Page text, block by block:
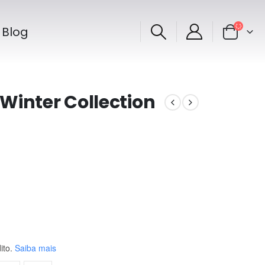
Blog
Collection
Saiba mais